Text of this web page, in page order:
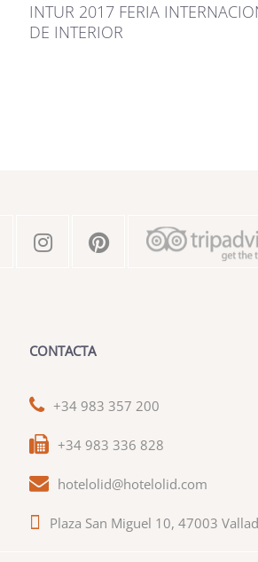
INTUR 2017 FERIA
DE INTERIOR
CONTACTA
+34 983 357 200
+34 983 336 828
hotelolid@hotelolid.com
Plaza San Miguel 10, 47003